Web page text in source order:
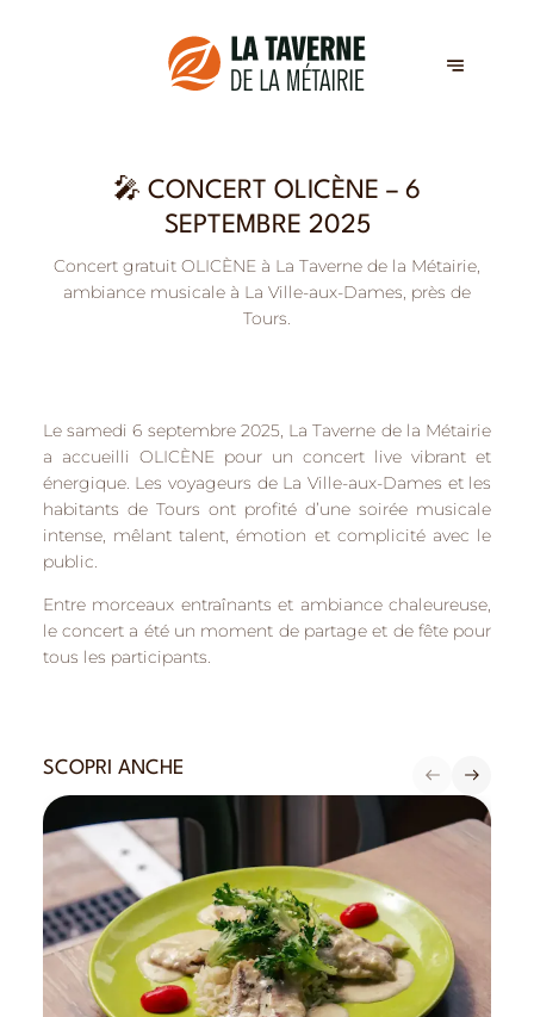
🎤 CONCERT OLICÈNE – 6
SEPTEMBRE 2025
Concert gratuit OLICÈNE à La Taverne de la Métairie,
ambiance musicale à La Ville-aux-Dames, près de
Tours.
Le samedi 6 septembre 2025, La Taverne de la Métairie
a accueilli OLICÈNEpour un concert live vibrant et
énergique. Les voyageurs de La Ville-aux-Dames et les
habitants de Tours ont profité d’une soirée musicale
intense, mêlant talent, émotion et complicité avec le
public.
Entre morceaux entraînants et ambiance chaleureuse,
le concert a été un moment de partage et de fête pour
tous les participants.
SCOPRI ANCHE